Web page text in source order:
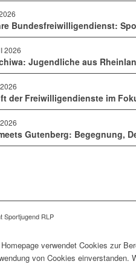
Bundesfreiwilligendienst:
2026
Jugendliche aus
der Freiwilligendienste im
Gutenberg: Begegnung,
Sportjugend RLP
verwendet Cookies zur
von Cookies einverstanden.